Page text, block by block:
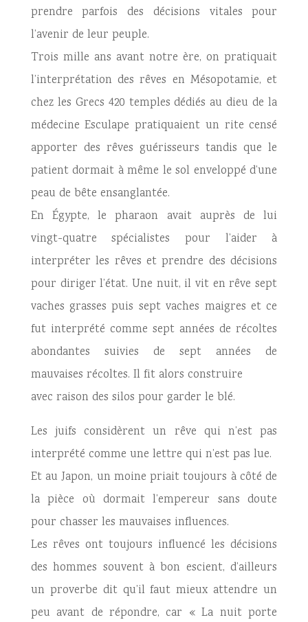
prendre parfois des décisions vitales pour
l’avenir de leur peuple.
Trois mille ans avant notre ère, on pratiquait
l’interprétation des rêves en Mésopotamie, et
chez les Grecs 420 temples dédiés au dieu de la
médecine Esculape pratiquaient un rite censé
apporter des rêves guérisseurs tandis que le
patient dormait à même le sol enveloppé d’une
peau de bête ensanglantée.
En Égypte, le pharaon avait auprès de lui
vingt-quatre spécialistes pour l’aider à
interpréter les rêves et prendre des décisions
pour diriger l’état. Une nuit, il vit en rêve sept
vaches grasses puis sept vaches maigres et ce
fut interprété comme sept années de récoltes
abondantes suivies de sept années de
mauvaises récoltes. Il fit alors construire
avec raison des silos pour garder le blé.
Les juifs considèrent un rêve qui n’est pas
interprété comme une lettre qui n’est pas lue.
Et au Japon, un moine priait toujours à côté de
la pièce où dormait l’empereur sans doute
pour chasser les mauvaises influences.
Les rêves ont toujours influencé les décisions
des hommes souvent à bon escient, d’ailleurs
un proverbe dit qu’il faut mieux attendre un
peu avant de répondre, car « La nuit porte